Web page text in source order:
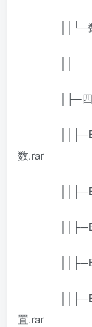
││└─数
│├─四
││├─BS
数.rar
││├─BS
││├─BS
││├─BS
││├─BS
置.rar